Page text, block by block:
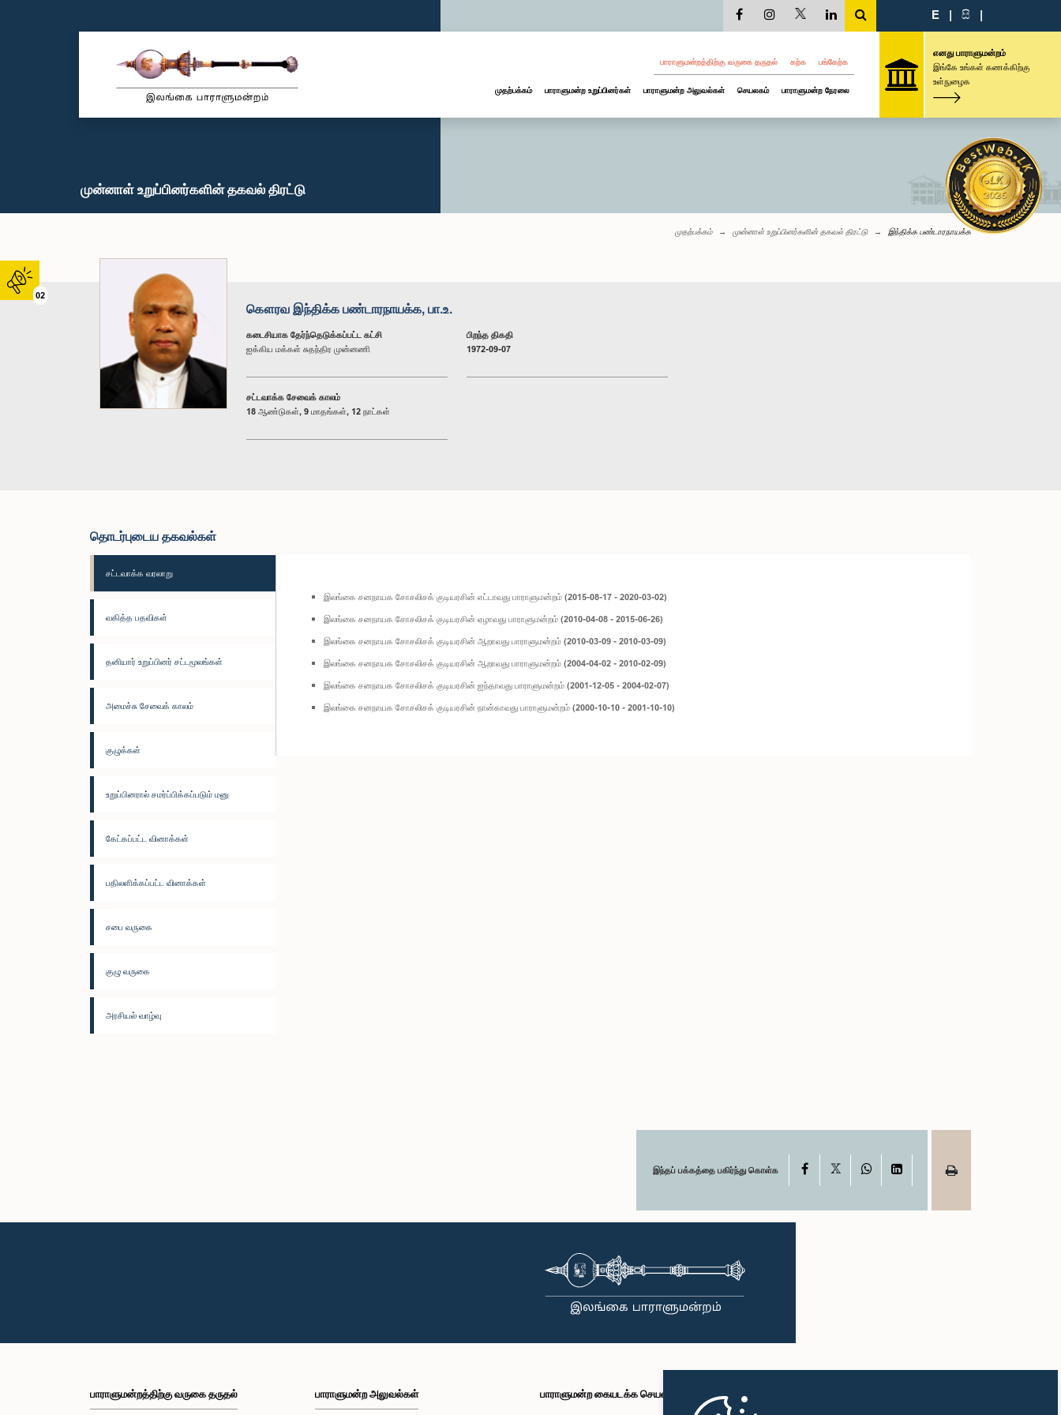
02
E | සි |
பாராளுமன்றத்திற்கு வருகை தருதல் கற்க பங்கேற்க
முதற்பக்கம் பாராளுமன்ற உறுப்பினர்கள் பாராளுமன்ற அலுவல்கள் செயலகம் பாராளுமன்ற நேரலை
எனது பாராளுமன்றம்
இங்கே உங்கள் கணக்கிற்கு
உள்நுழைக
முன்னாள் உறுப்பினர்களின் தகவல் திரட்டு
முதற்பக்கம் முன்னாள் உறுப்பினர்களின் தகவல் திரட்டு இந்திக்க பண்டாரநாயக்க
கௌரவ இந்திக்க பண்டாரநாயக்க, பா.உ.
கடைசியாக தேர்ந்தெடுக்கப்பட்ட கட்சி
ஐக்கிய மக்கள் சுதந்திர முன்னணி
பிறந்த திகதி
1972-09-07
சட்டவாக்க சேவைக் காலம்
18 ஆண்டுகள், 9 மாதங்கள், 12 நாட்கள்
தொடர்புடைய தகவல்கள்
சட்டவாக்க வரலாறு
வகித்த பதவிகள்
தனியார் உறுப்பினர் சட்டமூலங்கள்
அமைச்சு சேவைக் காலம்
குழுக்கள்
உறுப்பினரால் சமர்ப்பிக்கப்படும் மனு
கேட்கப்பட்ட வினாக்கள்
பதிலளிக்கப்பட்ட வினாக்கள்
சபை வருகை
குழு வருகை
அரசியல் வாழ்வு
இலங்கை சனநாயக சோசலிசக் குடியரசின் எட்டாவது பாராளுமன்றம் (2015-08-17 - 2020-03-02)
இலங்கை சனநாயக சோசலிசக் குடியரசின் ஏழாவது பாராளுமன்றம் (2010-04-08 - 2015-06-26)
இலங்கை சனநாயக சோசலிசக் குடியரசின் ஆறாவது பாராளுமன்றம் (2010-03-09 - 2010-03-09)
இலங்கை சனநாயக சோசலிசக் குடியரசின் ஆறாவது பாராளுமன்றம் (2004-04-02 - 2010-02-09)
இலங்கை சனநாயக சோசலிசக் குடியரசின் ஐந்தாவது பாராளுமன்றம் (2001-12-05 - 2004-02-07)
இலங்கை சனநாயக சோசலிசக் குடியரசின் நான்காவது பாராளுமன்றம் (2000-10-10 - 2001-10-10)
இந்தப் பக்கத்தை பகிர்ந்து கொள்க Facebook WhatsAppLinkedIn
பாராளுமன்றத்திற்கு வருகை தருதல் பாராளுமன்ற அலுவல்கள் பாராளுமன்ற கையடக்க செயலி